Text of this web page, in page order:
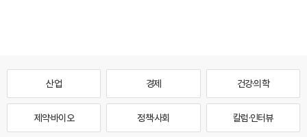
산업 경제 건강·의학
제약·바이오 정책·사회 칼럼·인터뷰